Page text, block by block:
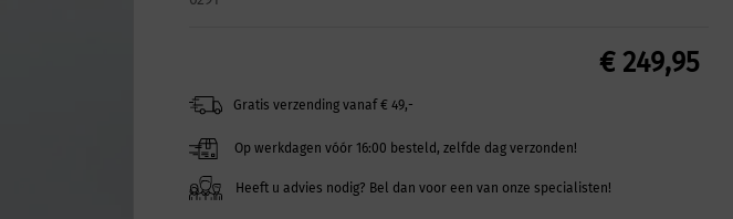
€249,95
Gratis verzending vanaf € 49,-
Op werkdagen vóór 16:00 besteld, zelfde dag verzonden!
Heeft u advies nodig? Bel dan voor een van onze specialisten!